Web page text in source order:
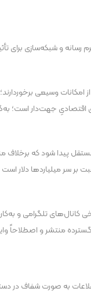
و شبکه‌سازی برای
وسیعی
جهت‌دار است؛
مستقل پیدا شود که
میلیارد‌ها دلار است
تلگرامی و
منتشر و اصطلاحاً
به صورت شفاف در